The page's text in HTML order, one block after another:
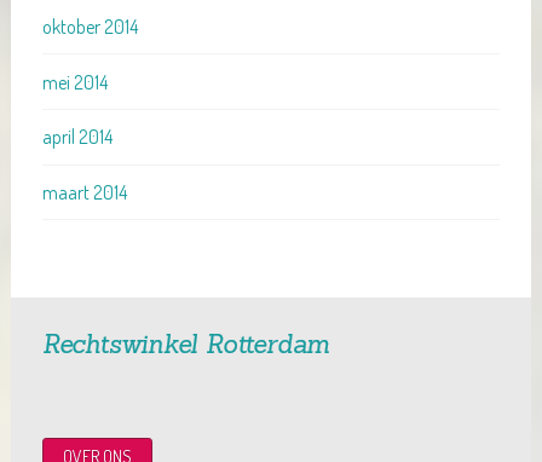
oktober 2014
mei 2014
april 2014
maart 2014
Rechtswinkel Rotterdam
OVER ONS